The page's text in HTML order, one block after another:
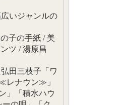
いジャンルの
子の手紙 / 美
ツ / 湯原昌
田三枝子「ワ
レナウン≫」
」「積水ハウ